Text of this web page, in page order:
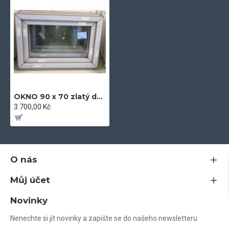
- certifikovaná okna vyrobená v EU z vysoce kvalitních
materiálů
Jsem plátce DPH, všechny ceny na tomto webu jsou včetně DPH.
10 dnů.
OKNO 90 x 70 zlatý dub
3 700,00 Kč
O nás
Můj účet
Novinky
Nenechte si jít novinky a zapište se do našeho newsletteru